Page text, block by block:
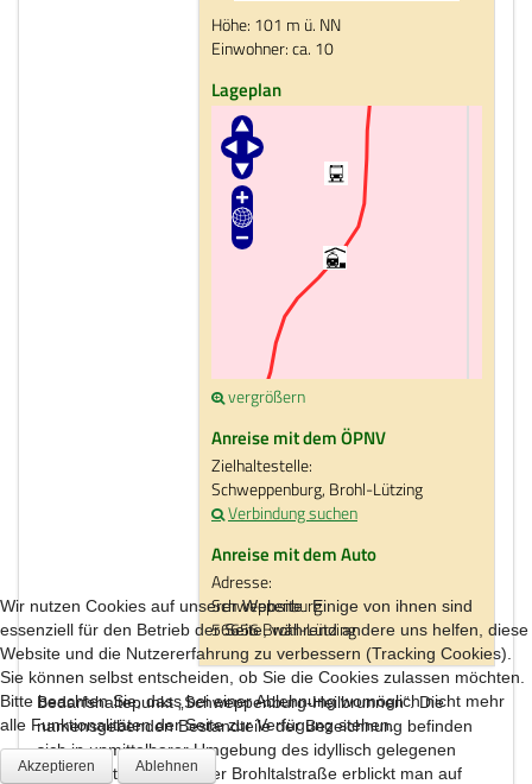
Höhe: 101 m ü. NN
Einwohner: ca. 10
Lageplan
vergrößern
Anreise mit dem ÖPNV
Zielhaltestelle:
Schweppenburg, Brohl-Lützing
Verbindung suchen
Anreise mit dem Auto
Adresse:
Schweppenburg
56656 Brohl-Lützing
Bedarfshaltepunkt „Schweppenburg-Heilbrunnen“. Die
namensgebenden Bestandteile der Bezeichnung befinden
sich in unmittelbarer Umgebung des idyllisch gelegenen
Haltepunkts. Jenseits der Brohltalstraße erblickt man auf
Wir nutzen Cookies auf unserer Website. Einige von ihnen sind
essenziell für den Betrieb der Seite, während andere uns helfen, diese
Website und die Nutzererfahrung zu verbessern (Tracking Cookies).
Sie können selbst entscheiden, ob Sie die Cookies zulassen möchten.
Bitte beachten Sie, dass bei einer Ablehnung womöglich nicht mehr
alle Funktionalitäten der Seite zur Verfügung stehen.
Akzeptieren Ablehnen